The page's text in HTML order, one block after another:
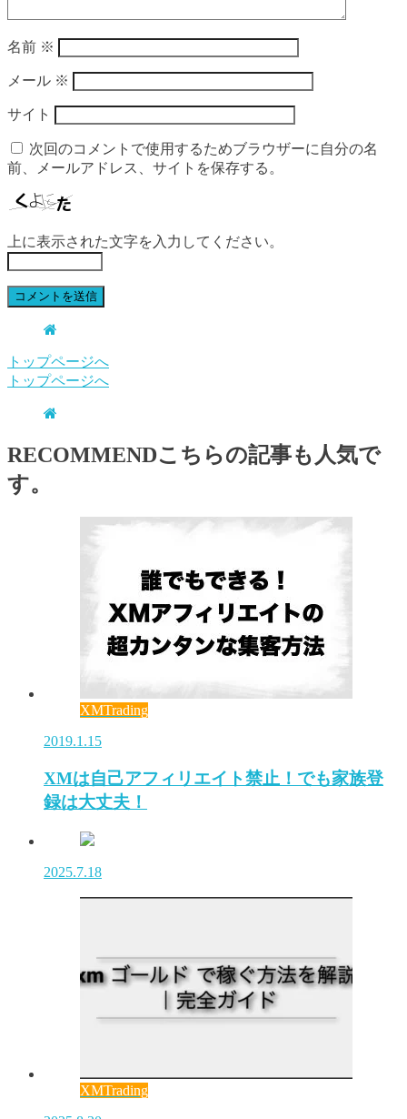
名前 ※
メール ※
サイト
次回のコメントで使用するためブラウザーに自分の名
前、メールアドレス、サイトを保存する。
上に表示された文字を入力してください。
トップページへ
トップページへ
RECOMMENDこちらの記事も人気で
す。
XMTrading
2019.1.15
XMは自己アフィリエイト禁止！でも家族登
録は大丈夫！
2025.7.18
XMTrading